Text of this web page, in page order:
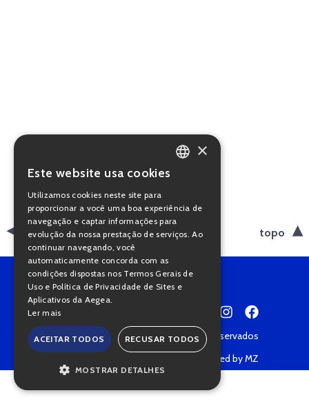
voltar topo
Copyright © 2022 • Todos os direitos reservados
Powered by MZ
PORTUGUESE
×
Este website usa cookies
Utilizamos cookies neste site para
proporcionar a você uma boa experiência de
navegação e captar informações para
evolução da nossa prestação de serviços. Ao
continuar navegando, você
automaticamente concorda com as
condições dispostas nos Termos Gerais de
Uso e Política de Privacidade de Sites e
Aplicativos da Aegea.
Ler mais
ACEITAR TODOS RECUSAR TODOS
MOSTRAR DETALHES